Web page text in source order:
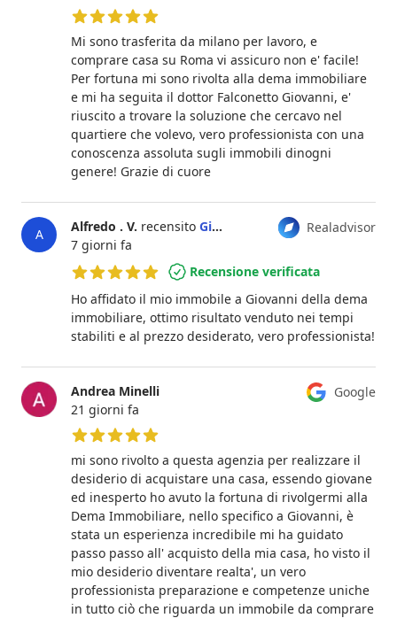
5 su 5 stelle
Mi sono trasferita da milano per lavoro, e
comprare casa su Roma vi assicuro non e' facile!
Per fortuna mi sono rivolta alla dema immobiliare
e mi ha seguita il dottor Falconetto Giovanni, e'
riuscito a trovare la soluzione che cercavo nel
quartiere che volevo, vero professionista con una
conoscenza assoluta sugli immobili dinogni
genere! Grazie di cuore
A Realadvisor
Alfredo . V. recensito Giovanni Falconetti
7 giorni fa
Recensione verificata
5 su 5 stelle
Ho affidato il mio immobile a Giovanni della dema
immobiliare, ottimo risultato venduto nei tempi
stabiliti e al prezzo desiderato, vero professionista!
Google
Andrea Minelli
21 giorni fa
5 su 5 stelle
mi sono rivolto a questa agenzia per realizzare il
desiderio di acquistare una casa, essendo giovane
ed inesperto ho avuto la fortuna di rivolgermi alla
Dema Immobiliare, nello specifico a Giovanni, è
stata un esperienza incredibile mi ha guidato
passo passo all' acquisto della mia casa, ho visto il
mio desiderio diventare realta', un vero
professionista preparazione e competenze uniche
in tutto ciò che riguarda un immobile da comprare